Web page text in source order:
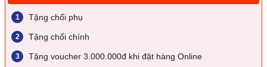
Tặng chổi phụ
Tặng chổi chính
Tặng voucher 3.000.000đ khi đặt hàng Online